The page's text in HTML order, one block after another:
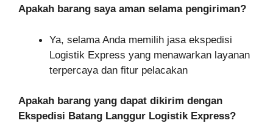
Apakah barang saya aman selama pengiriman?
Ya, selama Anda memilih jasa ekspedisi
Logistik Express yang menawarkan layanan
terpercaya dan fitur pelacakan
Apakah barang yang dapat dikirim dengan
Ekspedisi Batang Langgur Logistik Express?